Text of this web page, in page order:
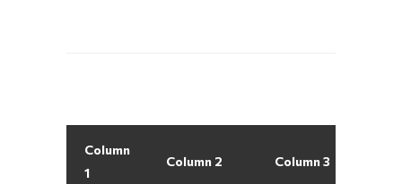
Column
1
Column 2 Column 3